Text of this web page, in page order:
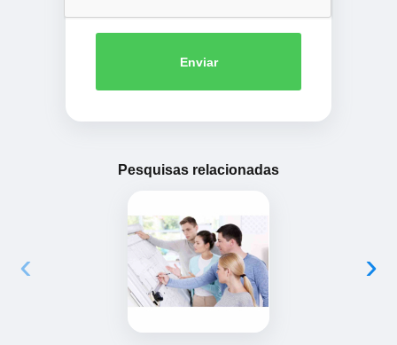
Enviar
Pesquisas relacionadas
‹ ›